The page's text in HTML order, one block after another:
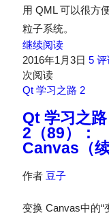
用 QML 可以很方
粒子系统。
继续阅读
2016年1月3日 5 评
次阅读
Qt 学习之路 2
Qt 学习之路
2（89）：
Canvas（续
作者 豆子
变换 Canvas中的“